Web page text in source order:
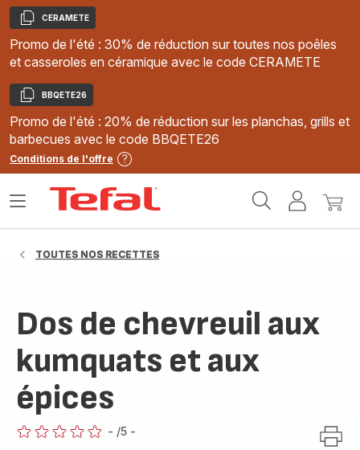
Copier
CERAMETE
Promo de l'été : 30% de réduction sur toutes nos poêles
et casseroles en céramique avec le code CERAMETE
Copier
BBQETE26
Promo de l'été : 20% de réduction sur les planchas, grills et
barbecues avec le code BBQETE26
Conditions de l'offre
MonMon
Ouvrir
TOUTES NOS RECETTES
Dos de chevreuil aux
kumquats et aux
épices
- /5 -